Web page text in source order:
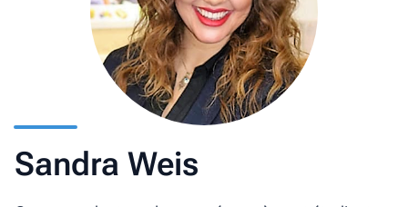
Sandra Weis